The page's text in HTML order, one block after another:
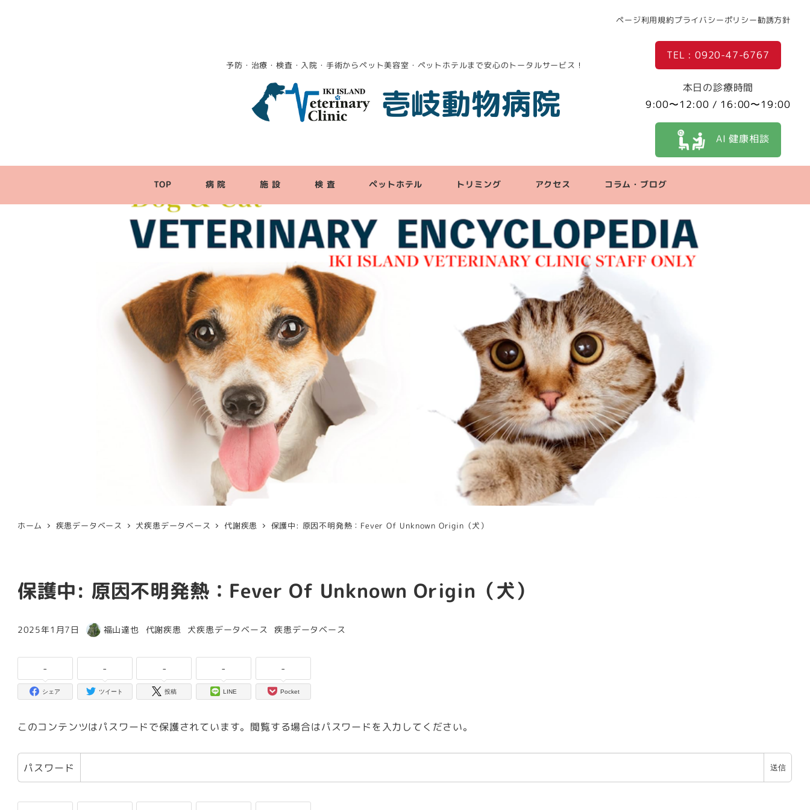
ページ利用規約プライバシーポリシー勧誘方針
予防・治療・検査・入院・手術からペット美容室・ペットホテルまで安心のトータルサービス！
壱岐動物病院
TEL : 0920-47-6767
本日の診療時間
9:00〜12:00 / 16:00〜19:00
AI 健康相談
TOP 病 院 施 設 検 査 ペットホテル トリミング アクセス コラム・ブログ
ホーム 疾患データベース 犬疾患データベース 代謝疾患 保護中: 原因不明発熱：Fever Of Unknown Origin（犬）
保護中: 原因不明発熱：Fever Of Unknown Origin（犬）
投稿日
2025年1月7日
著
福山達也 カテゴリー
代謝疾患 カテゴリー
犬疾患データベース カテゴリー
疾患データベース
-
シェア
-
ツイート
-
投稿
-
LINE
-
Pocket
このコンテンツはパスワードで保護されています。閲覧する場合はパスワードを入力してください。
パスワード